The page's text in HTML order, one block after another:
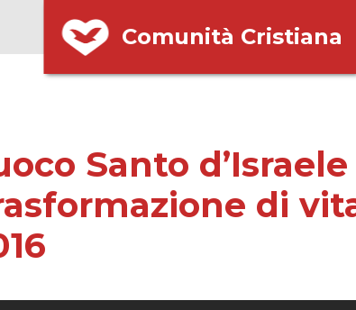
Comunità Cristiana
Santo d’Israele
di